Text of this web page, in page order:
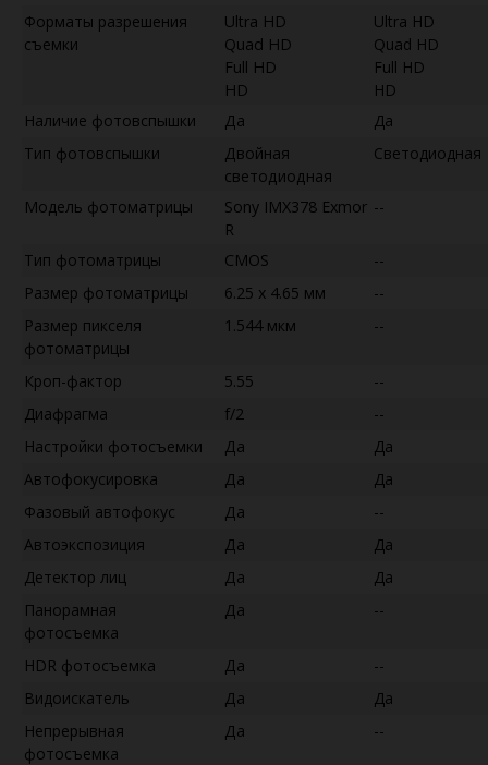
Форматы разрешения
съемки
Ultra HD
Quad HD
Full HD
HD
Ultra HD
Quad HD
Full HD
HD
Наличие фотовспышки
Да
Да
Тип фотовспышки
Двойная
светодиодная
Светодиодная
Модель фотоматрицы
Sony IMX378 Exmor
R
--
Тип фотоматрицы CMOS
--
Размер фотоматрицы
6.25 x 4.65 мм
--
Размер пикселя
фотоматрицы
1.544 мкм --
Кроп-фактор 5.55
--
Диафрагма
f/2
--
Настройки фотосъемки
Да
Да
Автофокусировка
Да
Да
Фазовый автофокус
Да
--
Автоэкспозиция
Да
Да
Детектор лиц
Да
Да
Панорамная
фотосъемка
Да --
HDR фотосъемка Да
--
Видоискатель
Да
Да
Непрерывная
фотосъемка
Да --